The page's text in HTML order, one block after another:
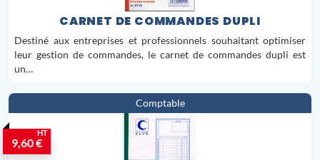
CARNET DE COMMANDES DUPLI
Destiné aux entreprises et professionnels souhaitant optimiser
leur gestion de commandes, le carnet de commandes dupli est
un…
Comptable
9,60 €
HT